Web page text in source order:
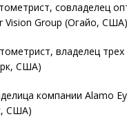
совладелец
Vision Group (Огайо, США)
владелец
США)
компании Alamo
США)